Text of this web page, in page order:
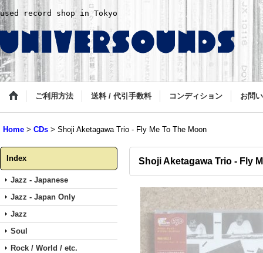
used record shop in Tokyo
ご利用方法 送料 / 代引手数料 コンディション お問
Home > CDs > Shoji Aketagawa Trio - Fly Me To The Moon
Index
Jazz - Japanese
Jazz - Japan Only
Jazz
Soul
Rock / World / etc.
Shoji Aketagawa Trio - Fly